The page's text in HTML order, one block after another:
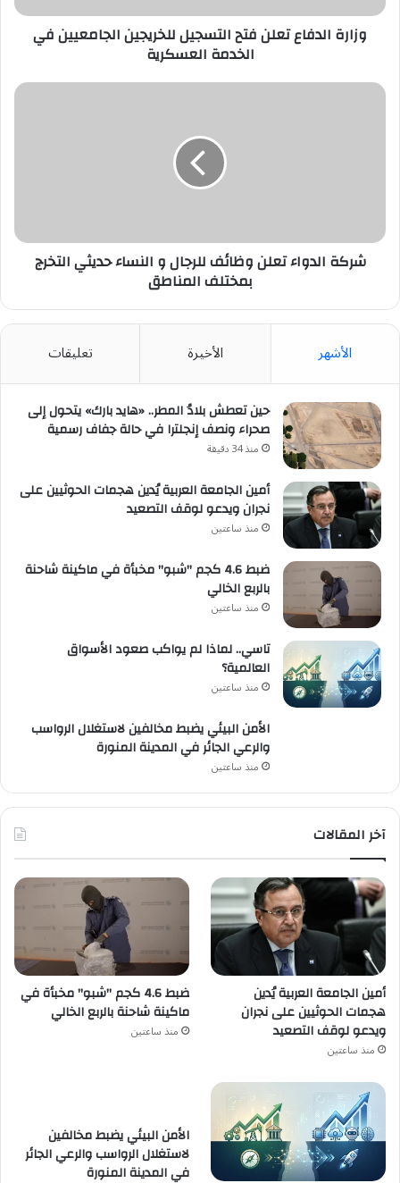
الخدمة
العسكرية
وزارة الدفاع تعلن فتح التسجيل للخريجين الجامعيين في
الخدمة العسكرية
شركة
التخرج
بمختلف
المناطق
شركة الدواء تعلن وظائف للرجال و النساء حديثي التخرج
بمختلف المناطق
الأشهر الأخيرة تعليقات
حين تعطش بلادُ المطر.. «هايد بارك» يتحول إلى
صحراء ونصف إنجلترا في حالة جفاف رسمية
منذ 34 دقيقة
أمين الجامعة العربية يُدين هجمات الحوثيين على
نجران ويدعو لوقف التصعيد
منذ ساعتين
ضبط 4.6 كجم "شبو" مخبأة في ماكينة شاحنة
بالربع الخالي
منذ ساعتين
تاسي.. لماذا لم يواكب صعود الأسواق
العالمية؟
منذ ساعتين
الأمن البيئي يضبط مخالفين لاستغلال الرواسب
والرعي الجائر في المدينة المنورة
منذ ساعتين
آخر المقالات
أمين الجامعة العربية يُدين
هجمات الحوثيين على نجران
ويدعو لوقف التصعيد
منذ ساعتين
ضبط 4.6 كجم "شبو" مخبأة في
ماكينة شاحنة بالربع الخالي
منذ ساعتين
الأمن البيئي يضبط مخالفين
لاستغلال الرواسب والرعي الجائر
في المدينة المنورة